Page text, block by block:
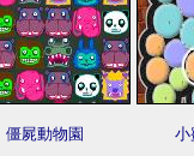
僵屍動物園 小